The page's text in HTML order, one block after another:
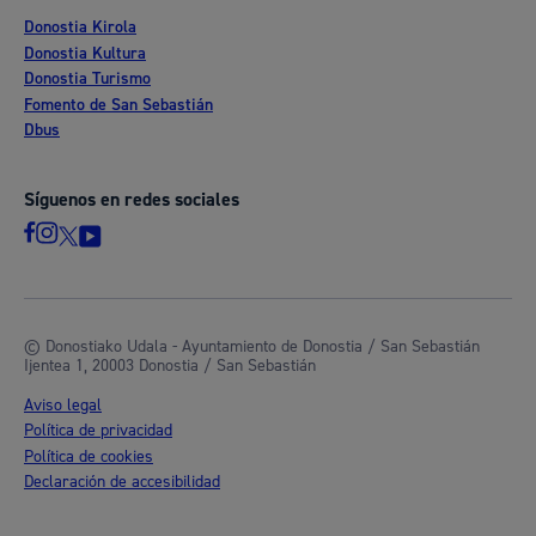
Donostia Kirola
Donostia Kultura
Donostia Turismo
Fomento de San Sebastián
Dbus
Síguenos en redes sociales
© Donostiako Udala - Ayuntamiento de Donostia / San Sebastián
Ijentea 1, 20003 Donostia / San Sebastián
Aviso legal
Política de privacidad
Política de cookies
Declaración de accesibilidad